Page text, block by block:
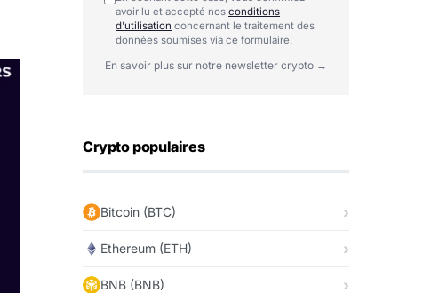
avoir lu et accepté nos conditions
d'utilisation concernant le traitement des
données soumises via ce formulaire.
En savoir plus sur notre newsletter crypto →
Crypto populaires
Bitcoin (BTC)
Ethereum (ETH)
BNB (BNB)